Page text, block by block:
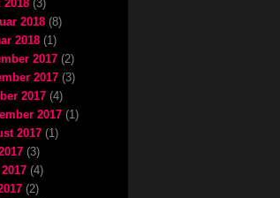
2018 (3)
2018 (8)
2018 (1)
2017 (2)
2017 (3)
2017 (4)
2017 (1)
2017 (1)
(3)
(4)
(2)